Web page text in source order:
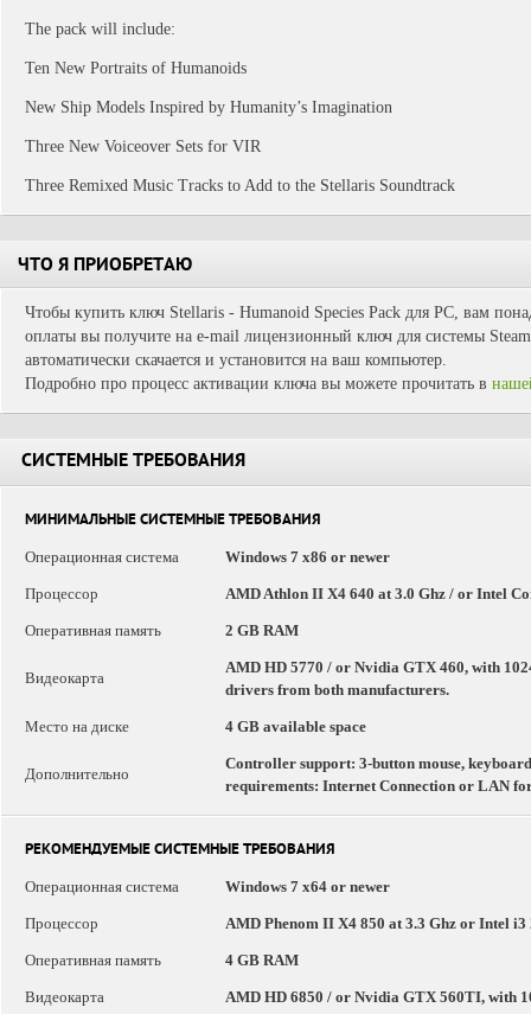
The pack will include:
Ten New Portraits of Humanoids
New Ship Models Inspired by Humanity’s Imagination
Three New Voiceover Sets for VIR
Three Remixed Music Tracks to Add to the Stellaris Soundtrack
ЧТО Я ПРИОБРЕТАЮ
Чтобы купить ключ Stellaris - Humanoid Species Pack для PC, вам
оплаты вы получите на e-mail лицензионный ключ для системы
автоматически скачается и установится на ваш компьютер.
Подробно про процесс активации ключа вы можете прочитать в
СИСТЕМНЫЕ ТРЕБОВАНИЯ
МИНИМАЛЬНЫЕ СИСТЕМНЫЕ ТРЕБОВАНИЯ
Операционная система
Windows 7 x86 or newer
Процессор AMD Athlon II X4 640 at 3.0 Ghz / or Intel
Оперативная память 2 GB RAM
Видеокарта
AMD HD 5770 / or Nvidia GTX 460, with
drivers from both manufacturers.
Место на диске 4 GB available space
Дополнительно
Controller support: 3-button mouse,
requirements: Internet Connection or LAN
РЕКОМЕНДУЕМЫЕ СИСТЕМНЫЕ ТРЕБОВАНИЯ
Операционная система
Windows 7 x64 or newer
Процессор AMD Phenom II X4 850 at 3.3 Ghz or Intel i3
Оперативная память 4 GB RAM
Видеокарта AMD HD 6850 / or Nvidia GTX 560TI, with